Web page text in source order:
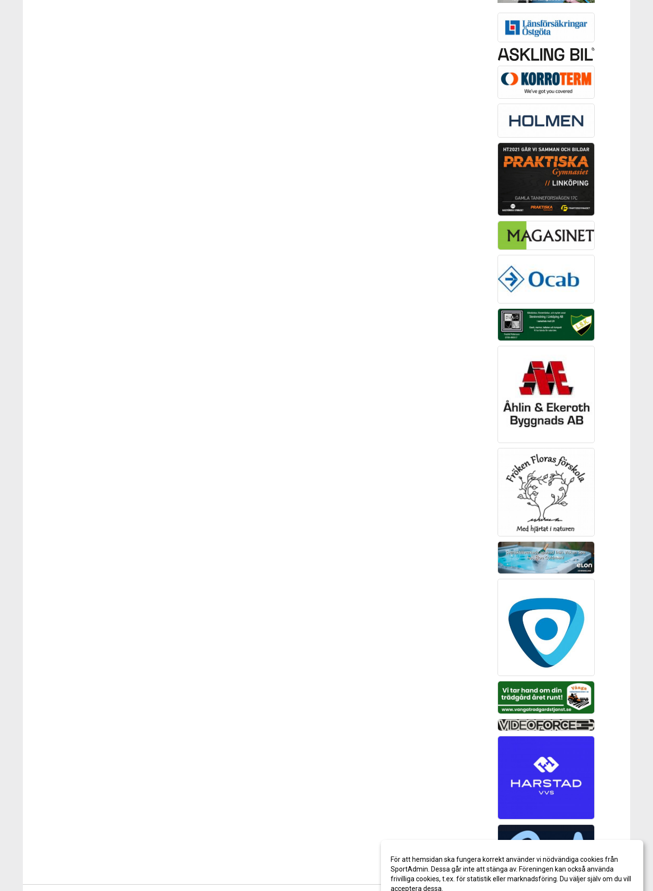
För att hemsidan ska fungera korrekt använder vi nödvändiga cookies från
SportAdmin. Dessa går inte att stänga av. Föreningen kan också använda
frivilliga cookies, t.ex. för statistik eller marknadsföring. Du väljer själv om du vill
acceptera dessa.